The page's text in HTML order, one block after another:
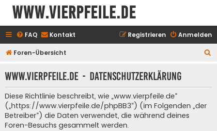
www.vierpfeile.de
FAQ Kontakt Anmelden
Registrieren
Foren-Übersicht
h
www.vierpfeile.de - Datenschutzerklärung
Diese Richtlinie beschreibt, wie „www.vierpfeile.de“
(„https://www.vierpfeile.de/phpBB3“) (im Folgenden „der
Betreiber“) die Daten verwendet, die während deines
Foren-Besuchs gesammelt werden.